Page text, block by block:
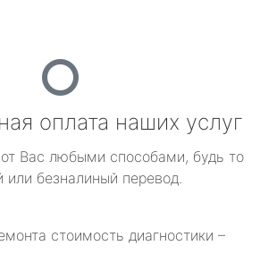
оплата наших услуг
Вас любыми способами, будь то
или безналиный перевод.
стоимость диагностики –